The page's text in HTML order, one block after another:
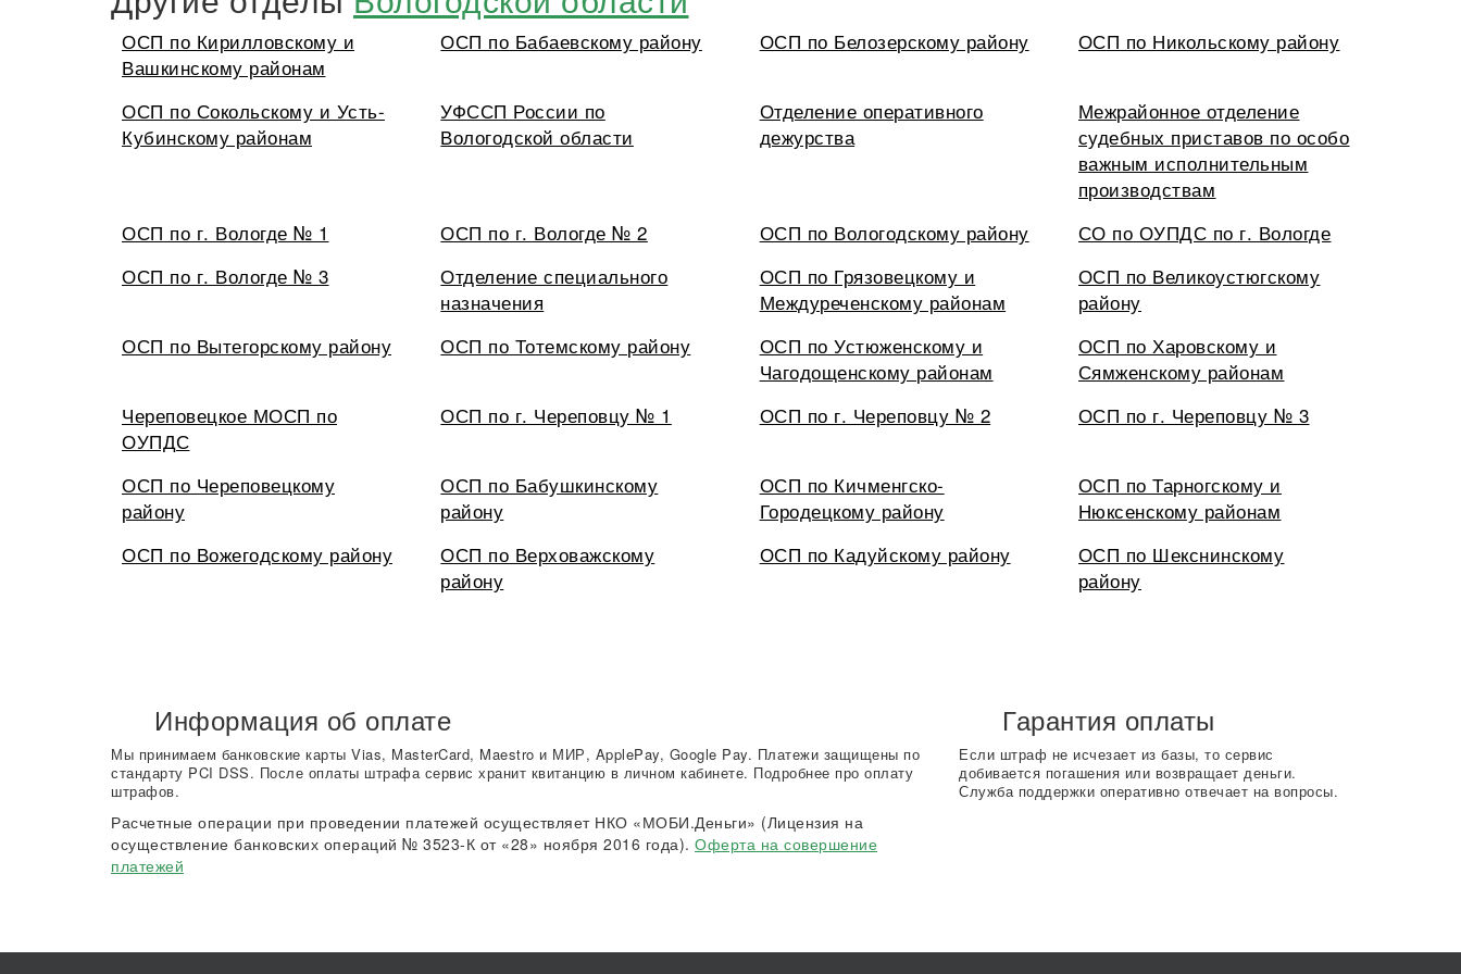
ОСП по Кирилловскому и
Вашкинскому районам
ОСП по Бабаевскому району ОСП по Белозерскому району ОСП по Никольскому району
ОСП по Сокольскому и Усть-
Кубинскому районам
УФССП России по
Вологодской области
Отделение оперативного
дежурства
Межрайонное отделение
судебных приставов по особо
важным исполнительным
производствам
ОСП по г. Вологде № 1
ОСП по г. Вологде № 2 ОСП по Вологодскому району
СО по ОУПДС по г. Вологде
ОСП по г. Вологде № 3
Отделение специального
назначения
ОСП по Грязовецкому и
Междуреченскому районам
ОСП по Великоустюгскому
району
ОСП по Вытегорскому району
ОСП по Тотемскому району
ОСП по Устюженскому и
Чагодощенскому районам
ОСП по Харовскому и
Сямженскому районам
Череповецкое МОСП по
ОУПДС
ОСП по г. Череповцу № 1 ОСП по г. Череповцу № 2 ОСП по г. Череповцу № 3
ОСП по Череповецкому
району
ОСП по Бабушкинскому
району
ОСП по Кичменгско-
Городецкому району
ОСП по Тарногскому и
Нюксенскому районам
ОСП по Вожегодскому району
ОСП по Верховажскому
району
ОСП по Кадуйскому району
ОСП по Шекснинскому
району
Информация об оплате
Мы принимаем банковские карты Vias, MasterCard, Maestro и МИР, ApplePay, Google Pay. Платежи защищены по
стандарту PCI DSS. После оплаты штрафа сервис хранит квитанцию в личном кабинете. Подробнее про оплату
штрафов.
Расчетные операции при проведении платежей осуществляет НКО «МОБИ.Деньги» (Лицензия на
осуществление банковских операций № 3523-К от «28» ноября 2016 года). Оферта на совершение
платежей
Гарантия оплаты
Если штраф не исчезает из базы, то сервис
добивается погашения или возвращает деньги.
Служба поддержки оперативно отвечает на вопросы.